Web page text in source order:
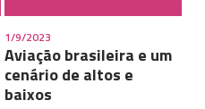
1/9/2023
Aviação brasileira e um
cenário de altos e
baixos